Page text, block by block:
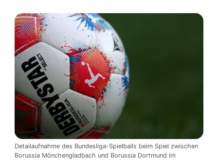
Detailaufnahme des Bundesliga-Spielballs beim Spiel zwischen
Borussia Mönchengladbach und Borussia Dortmund im